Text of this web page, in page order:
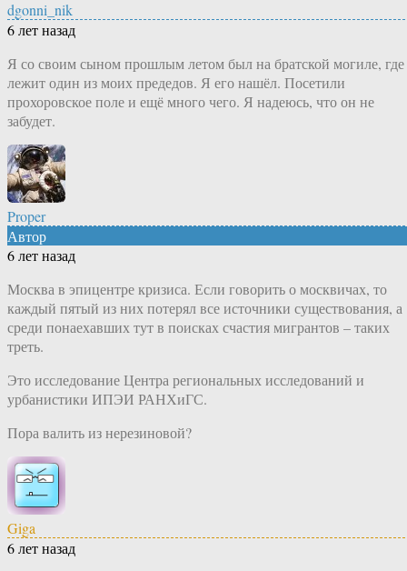
dgonni_nik
6 лет назад
Я со своим сыном прошлым летом был на братской могиле, где
лежит один из моих предедов. Я его нашёл. Посетили
прохоровское поле и ещё много чего. Я надеюсь, что он не
забудет.
Proper
Автор
6 лет назад
Москва в эпицентре кризиса. Если говорить о москвичах, то
каждый пятый из них потерял все источники существования, а
среди понаехавших тут в поисках счастия мигрантов – таких
треть.
Это исследование Центра региональных исследований и
урбанистики ИПЭИ РАНХиГС.
Пора валить из нерезиновой?
Giga
6 лет назад